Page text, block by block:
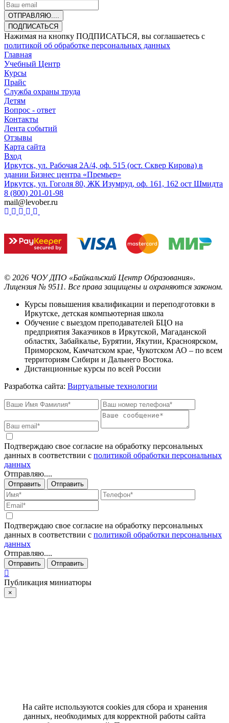
ОТПРАВЛЯЮ....
ПОДПИСАТЬСЯ
Нажимая на кнопку ПОДПИСАТЬСЯ, вы соглашаетесь с
политикой об обработке персональных данных
Главная
Учебный Центр
Курсы
Прайс
Служба охраны труда
Детям
Вопрос - ответ
Контакты
Лента событий
Отзывы
Карта сайта
Вход
Иркутск, ул. Рабочая 2А/4, оф. 515 (ост. Сквер Кирова) в
здании Бизнес центра «Премьер»
Иркутск, ул. Гоголя 80, ЖК Изумруд, оф. 161, 162 ост Шмидта
8 (800) 201-01-98
mail@levober.ru
© 2026 ЧОУ ДПО «Байкальский Центр Образования».
Лицензия № 9511. Все права защищены и охраняются законом.
Курсы повышения квалификации и переподготовки в
Иркутске, детская компьютерная школа
Обучение с выездом преподавателей БЦО на
предприятия Заказчиков в Иркутской, Магаданской
областях, Забайкалье, Бурятии, Якутии, Красноярском,
Приморском, Камчатском крае, Чукотском АО – по всем
территориям Сибири и Дальнего Востока.
Дистанционные курсы по всей России
Разработка сайта: Виртуальные технологии
Подтверждаю свое согласие на обработку персональных
данных в соответствии с политикой обработки персональных
данных
Отправляю....
Отправить Отправить
Подтверждаю свое согласие на обработку персональных
данных в соответствии с политикой обработки персональных
данных
Отправляю....
Отправить Отправить
Публикация миниатюры
×
На сайте используются cookies для сбора и хранения
данных, необходимых для корректной работы сайта